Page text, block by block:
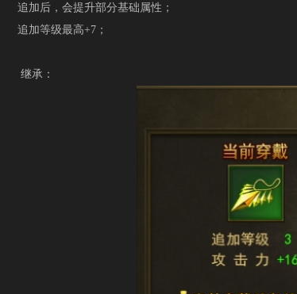
追加后，会提升部分基础属性；
追加等级最高+7；
继承：